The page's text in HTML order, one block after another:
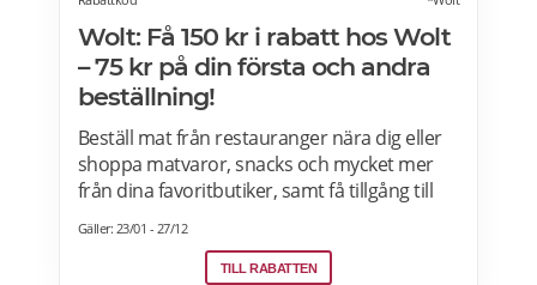
Wolt: Få 150 kr i rabatt hos Wolt
– 75 kr på din första och andra
beställning!
Beställ mat från restauranger nära dig eller
shoppa matvaror, snacks och mycket mer
från dina favoritbutiker, samt få tillgång till
Efter att du klickat på "Till rabatten" får du en
Gäller: 23/01 - 27/12
TILL RABATTEN